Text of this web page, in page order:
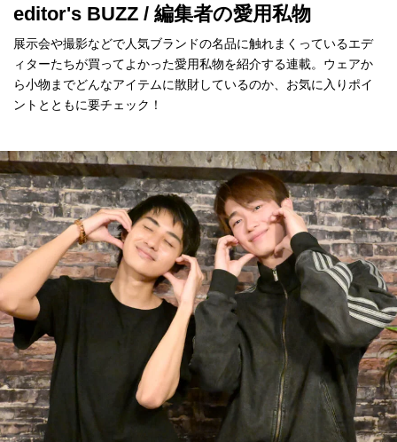
editor's BUZZ / 編集者の愛用私物
展示会や撮影などで人気ブランドの名品に触れまくっているエデ
ィターたちが買ってよかった愛用私物を紹介する連載。ウェアか
ら小物までどんなアイテムに散財しているのか、お気に入りポイ
ントとともに要チェック！